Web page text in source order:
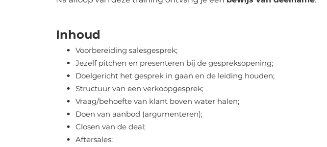
Inhoud
Voorbereiding salesgesprek;
Jezelf pitchen en presenteren bij de gespreksopening;
Doelgericht het gesprek in gaan en de leiding houden;
Structuur van een verkoopgesprek;
Vraag/behoefte van klant boven water halen;
Doen van aanbod (argumenteren);
Closen van de deal;
Aftersales;